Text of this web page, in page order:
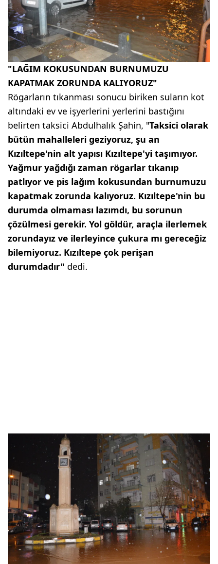
"LAĞIM KOKUSUNDAN BURNUMUZU
KAPATMAK ZORUNDA KALIYORUZ"
Rögarların tıkanması sonucu biriken suların kot
altındaki ev ve işyerlerini yerlerini bastığını
belirten taksici Abdulhalık Şahin, "Taksici olarak
bütün mahalleleri geziyoruz, şu an
Kızıltepe'nin alt yapısı Kızıltepe'yi taşımıyor.
Yağmur yağdığı zaman rögarlar tıkanıp
patlıyor ve pis lağım kokusundan burnumuzu
kapatmak zorunda kalıyoruz. Kızıltepe'nin bu
durumda olmaması lazımdı, bu sorunun
çözülmesi gerekir. Yol göldür, araçla ilerlemek
zorundayız ve ilerleyince çukura mı gereceğiz
bilemiyoruz. Kızıltepe çok perişan
durumdadır" dedi.